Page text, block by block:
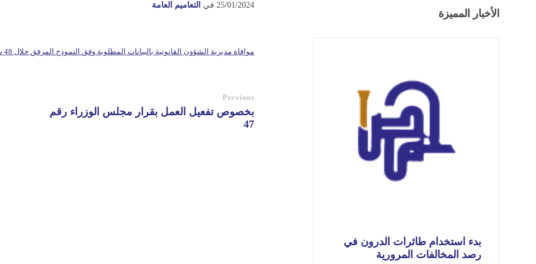
25/01/2024 في التعاميم العامة
موافاة مديرية الشؤون القانونية بالبيانات المطلوبة وفق النموذج المرفق خلال 48 ساعة
Previous
بخصوص تفعيل العمل بقرار مجلس الوزراء رقم
47
الأخبار المميزة
بدء استخدام طائرات الدرون في
رصد المخالفات المرورية